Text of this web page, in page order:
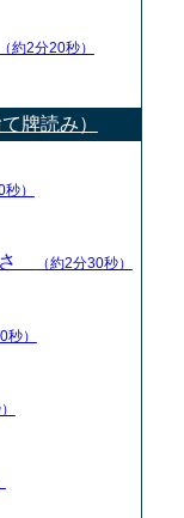
（約2分20秒）
牌読み）
）
さ （約2分30秒）
秒）